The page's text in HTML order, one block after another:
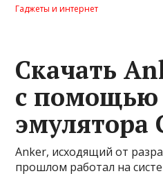
Гаджеты и интернет
Скачать
с помощью
эмулятора
Anker, исходящий от
прошлом работал на